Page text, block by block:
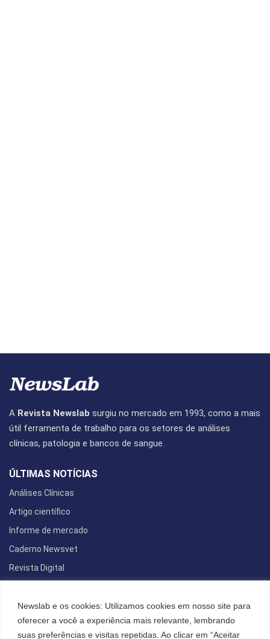
Newslab e os cookies: Utilizamos cookies em nosso site para
oferecer a você a experiência mais relevante, lembrando
suas preferências e visitas repetidas. Ao clicar em “Aceitar
A Revista Newslab surgiu no mercado em 1993, como a mais
útil ferramenta de trabalho para os setores de análises
clínicas, patologia e bancos de sangue.
ÚLTIMAS NOTÍCIAS
Análises Clínicas
Artigo científico
Informe de mercado
Caderno Newsvet
Revista Digital